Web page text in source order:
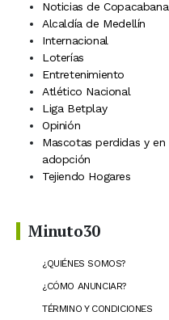
Noticias de Copacabana
Alcaldía de Medellín
Internacional
Loterías
Entretenimiento
Atlético Nacional
Liga Betplay
Opinión
Mascotas perdidas y en
adopción
Tejiendo Hogares
Minuto30
¿QUIÉNES SOMOS?
¿CÓMO ANUNCIAR?
TÉRMINO Y CONDICIONES